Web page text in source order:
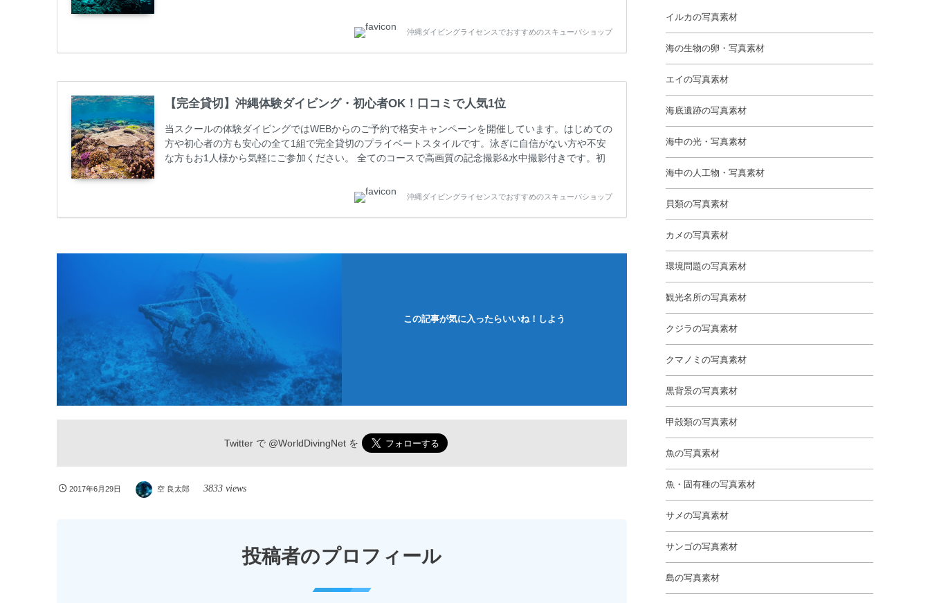
ンダイビングのリピーター様はファンダイビングの全てのコース費が10%OFF、フル器材レンタルが
50%OFFになります。 沖縄本島周辺ビーチ・ファンダイビング ￥13800(税込)【 2ビーチ 】 ウエイ
ト / タンク / 送迎...
沖縄ダイビングライセンスでおすすめのスキューバショップ
【完全貸切】沖縄体験ダイビング・初心者OK！口コミで人気1位
当スクールの体験ダイビングではWEBからのご予約で格安キャンペーンを開催しています。はじめての
方や初心者の方も安心の全て1組で完全貸切のプライベートスタイルです。泳ぎに自信がない方や不安
な方もお1人様から気軽にご参加ください。 全てのコースで高画質の記念撮影&水中撮影付きです。初
ビング 格安キャンペーン！！￥16800 ￥11800(税込) 器材 / 送迎 / 保険 / 全て込み ダイビングがはじ
めての方や初心者でも気軽に体験できる半日のコース。沖縄本島のビーチからのんびりダイビングを楽
しめます...
沖縄ダイビングライセンスでおすすめのスキューバショップ
この記事が気に入ったらいいね！しよう
Twitter で @WorldDivingNetを
2017年6月29日 空 良太郎 3833 views
投稿者のプロフィール
イルカの写真素材
海の生物の卵・写真素材
エイの写真素材
海底遺跡の写真素材
海中の光・写真素材
海中の人工物・写真素材
貝類の写真素材
カメの写真素材
環境問題の写真素材
観光名所の写真素材
クジラの写真素材
クマノミの写真素材
黒背景の写真素材
甲殻類の写真素材
魚の写真素材
魚・固有種の写真素材
サメの写真素材
サンゴの写真素材
島の写真素材